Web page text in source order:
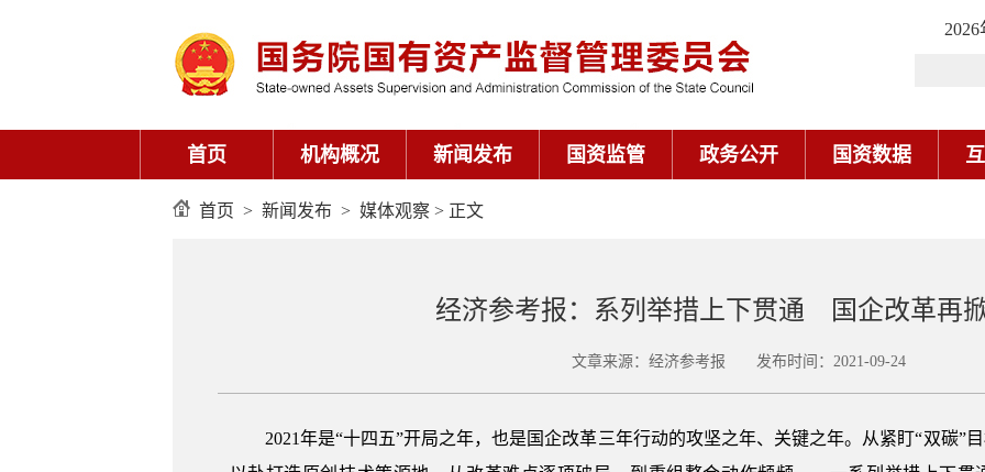
首页 机构概况 新闻发布 国资监管 政务公开 国资数据
首页 > 新闻发布 > 媒体观察 > 正文
经济参考报：系列举措上下贯通 国企改革再
文章来源：经济参考报 发布时间：2021-09-24
2021年是“十四五”开局之年，也是国企改革三年行动的攻坚之年、关键之年。从紧盯“双碳”